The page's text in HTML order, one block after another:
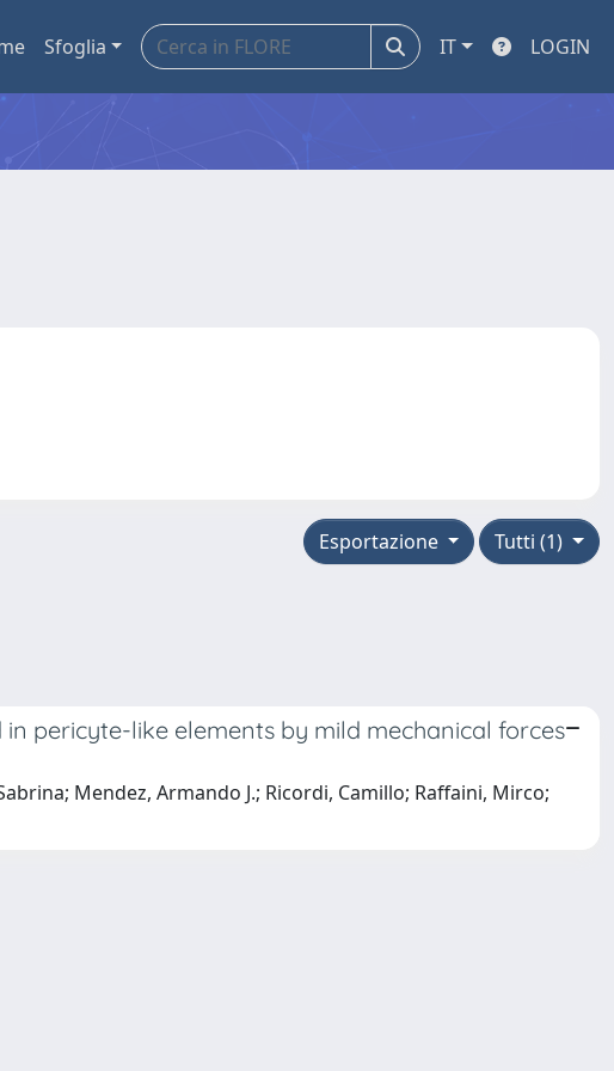
Sfoglia IT LOGIN
Tutti (1)
Esportazione
pericyte-like elements by mild mechanical forces
Mendez, Armando J.; Ricordi, Camillo; Raffaini, Mirco;